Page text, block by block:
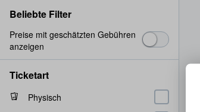
Beliebte Filter
Preise mit geschätzten Gebühren
anzeigen
Ticketart
Physisch